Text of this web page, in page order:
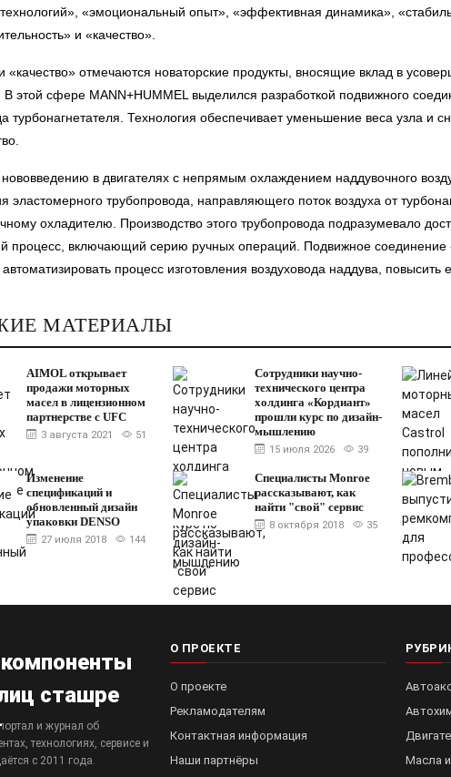
«эмоциональный опыт», «эффективная динамика»,
и «качество».
«качество» отмечаются новаторские продукты, вносящие вклад в
В этой сфере MANN+HUMMEL выделился разработкой подвижного
турбонагнетателя. Технология обеспечивает уменьшение веса узла и
в двигателях с непрямым охлаждением наддувочного
эластомерного трубопровода, направляющего поток воздуха от
охладителю. Производство этого трубопровода подразумевало
процесс, включающий серию ручных операций. Подвижное соединение
процесс изготовления воздуховода наддува, повысить
МАТЕРИАЛЫ
AIMOL открывает
продажи моторных
масел в лицензионном
партнерстве с UFC
3 августа 2021 51
Сотрудники научно-
технического центра
холдинга «Кордиант»
прошли курс по дизайн-
мышлению
15 июля 2026 39
Изменение
спецификаций и
обновленный дизайн
упаковки DENSO
27 июля 2018 144
Специалисты Monroe
рассказывают, как
найти "свой" сервис
8 октября 2018 35
и журнал об
технологиях, сервисе и
с 2011 года.
О ПРОЕКТЕ
О проекте
Рекламодателям
Контактная информация
Наши партнёры
Масла